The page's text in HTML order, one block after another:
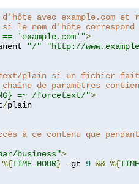
d'hôte avec example.com
si le nom d'hôte correspond
== 'example.com'">
"/"
"http://
text/plain si un fichier
de paramètres
=~ /forcetext/">
/
à ce contenu que
business">
%{TIME_HOUR} -gt 9 && %{